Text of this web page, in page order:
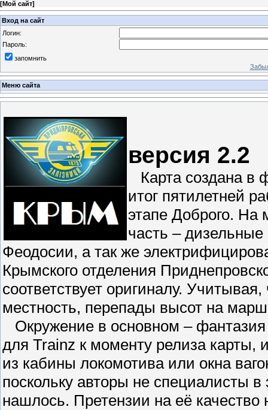
[Мой сайт]
Вход на сайт
Логин:
Пароль:
запомнить
Меню сайта
версия 2.2
Карта создана в
итог пятилетней
этапе Доброго.
часть –
Феодосии, а так же
Крымского отделения
соответствует оригиналу.
местность, перепады высот на
Окружение в основном – фантазия
для Trainz к моменту релиза карты,
из кабины локомотива или окна
поскольку авторы не специалисты
нашлось. Претензии на её